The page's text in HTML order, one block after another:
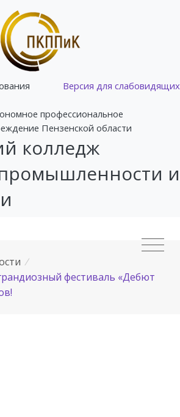
Версия для слабовидящих
профессиональное
Пензенской области
колледж
и
/
фестиваль «Дебют